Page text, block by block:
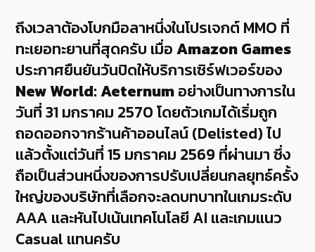
ถึงเวลาต้องโบกมือลาหนึ่งในโปรเจกต์ MMO ที่
ทะเยอทะยานที่สุดครับ เมื่อAmazon Games
ประกาศยืนยันวันปิดให้บริการเซิร์ฟเวอร์ของ
New World: Aeternumอย่างเป็นทางการใน
วันที่ 31 มกราคม 2570 โดยตัวเกมได้เริ่มถูก
ถอดออกจากร้านค้าออนไลน์ (Delisted) ไป
แล้วตั้งแต่วันที่ 15 มกราคม 2569 ที่ผ่านมา ซึ่ง
ถือเป็นส่วนหนึ่งของการปรับเปลี่ยนกลยุทธ์ครั้ง
ใหญ่ของบริษัทที่เลือกจะลดบทบาทในเกมระดับ
AAA และหันไปเน้นเทคโนโลยี AI และเกมแนว
Casual แทนครับ